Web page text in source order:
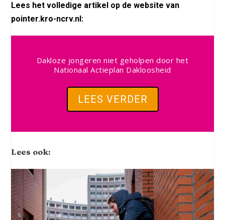
Lees het volledige artikel op de website van
pointer.kro-ncrv.nl:
Dakloze jongeren niet geholpen door het
Nationaal Actieplan Dakloosheid
LEES VERDER
Lees ook: